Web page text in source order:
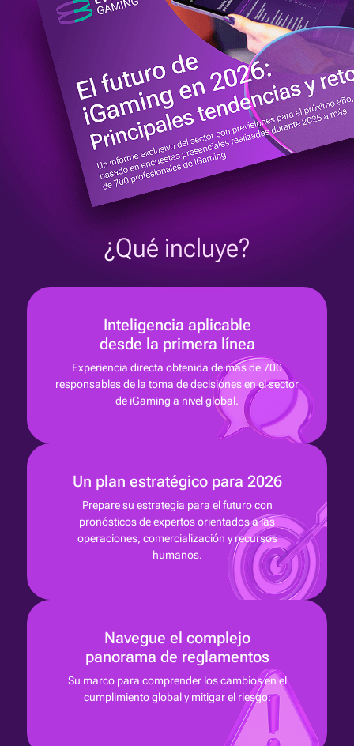
¿Qué incluye?
Inteligencia aplicable
desde la primera línea
Experiencia directa obtenida de más de 700
responsables de la toma de decisiones en el sector
de iGaming a nivel global.
Un plan estratégico para 2026
Prepare su estrategia para el futuro con
pronósticos de expertos orientados a las
operaciones, comercialización y recursos
humanos.
Navegue el complejo
panorama de reglamentos
Su marco para comprender los cambios en el
cumplimiento global y mitigar el riesgo.